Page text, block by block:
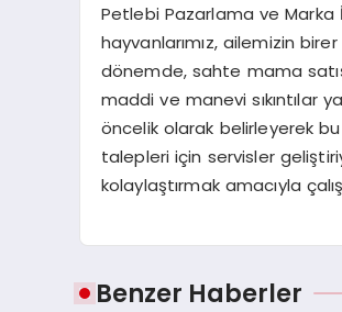
Petlebi Pazarlama ve Marka
hayvanlarımız, ailemizin
dönemde, sahte mama
maddi ve manevi sıkıntılar
öncelik olarak belirleyerek
talepleri için servisler
kolaylaştırmak amacıyla
Benzer Haberler